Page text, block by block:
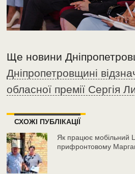
Ще новини
Дніпропетровщині
обласної премії Сергія
СХОЖІ ПУБЛІКАЦІЇ
Як працює мобільний
прифронтовому